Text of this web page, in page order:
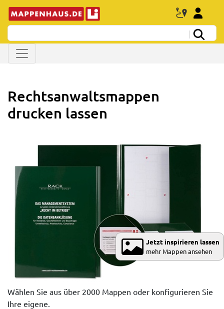
Rechtsanwaltsmappen
drucken lassen
Jetzt inspirieren lassen
mehr Mappen ansehen
Wählen Sie aus über 2000 Mappen oder konfigurieren Sie
Ihre eigene.